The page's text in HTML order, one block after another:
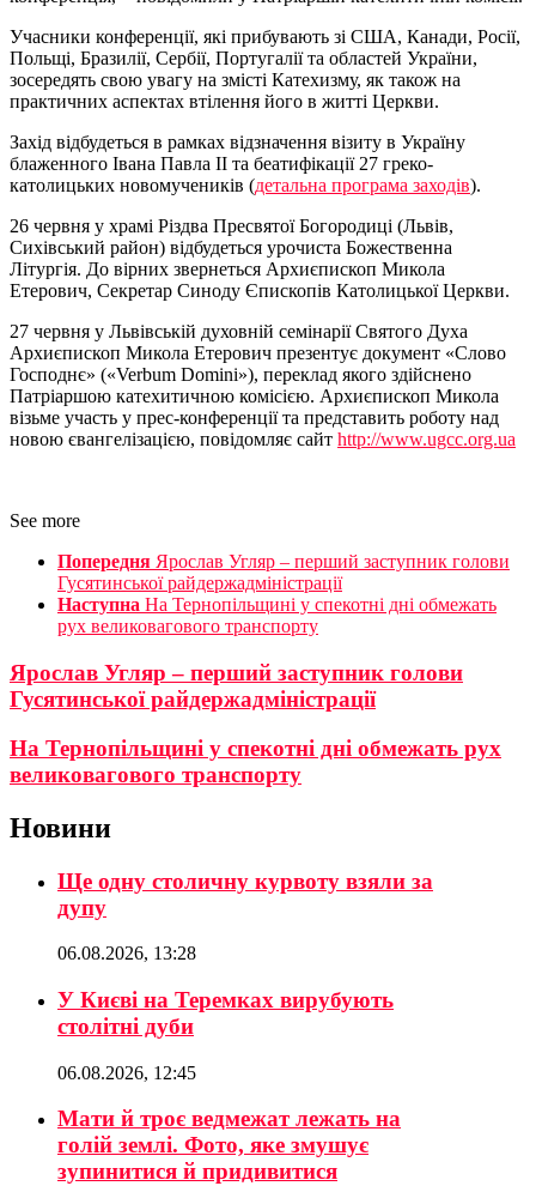
Учасники конференції, які прибувають зі США, Канади, Росії,
Польщі, Бразилії, Сербії, Португалії та областей України,
зосередять свою увагу на змісті Катехизму, як також на
практичних аспектах втілення його в житті Церкви.
Захід відбудеться в рамках відзначення візиту в Україну
блаженного Івана Павла ІІ та беатифікації 27 греко-
католицьких новомучеників (детальна програма заходів).
26 червня у храмі Різдва Пресвятої Богородиці (Львів,
Сихівський район) відбудеться урочиста Божественна
Літургія. До вірних звернеться Архиєпископ Микола
Етерович, Секретар Синоду Єпископів Католицької Церкви.
27 червня у Львівській духовній семінарії Святого Духа
Архиєпископ Микола Етерович презентує документ «Слово
Господнє» («Verbum Domini»), переклад якого здійснено
Патріаршою катехитичною комісією. Архиєпископ Микола
візьме участь у прес-конференції та представить роботу над
новою євангелізацією, повідомляє сайт http://www.ugcc.org.ua
See more
Попередня Ярослав Угляр – перший заступник голови
Гусятинської райдержадміністрації
Наступна На Тернопільщині у спекотні дні обмежать
рух великовагового транспорту
Ярослав Угляр – перший заступник голови
Гусятинської райдержадміністрації
На Тернопільщині у спекотні дні обмежать рух
великовагового транспорту
Новини
Ще одну столичну курвоту взяли за
дупу
06.08.2026, 13:28
У Києві на Теремках вирубують
столітні дуби
06.08.2026, 12:45
Мати й троє ведмежат лежать на
голій землі. Фото, яке змушує
зупинитися й придивитися